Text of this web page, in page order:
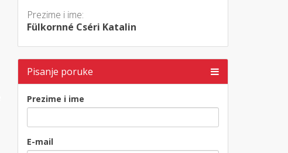
Prezime i ime:
Fülkornné Cséri Katalin
Pisanje poruke
Prezime i ime
E-mail